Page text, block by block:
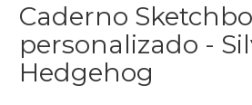
Caderno
personalizado -
Hedgehog